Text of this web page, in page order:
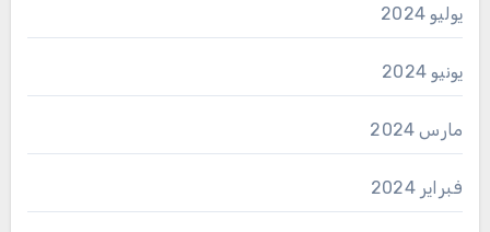
يوليو 2024
يونيو 2024
مارس 2024
فبراير 2024